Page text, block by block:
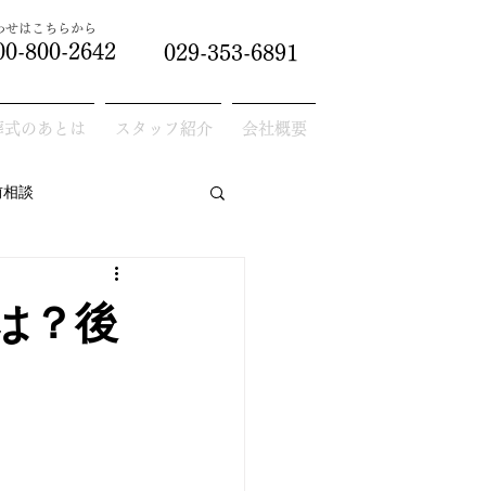
800-2642 029-353-6891
せはこちらから
式のあとは スタッフ紹介 会社概要
談
？後